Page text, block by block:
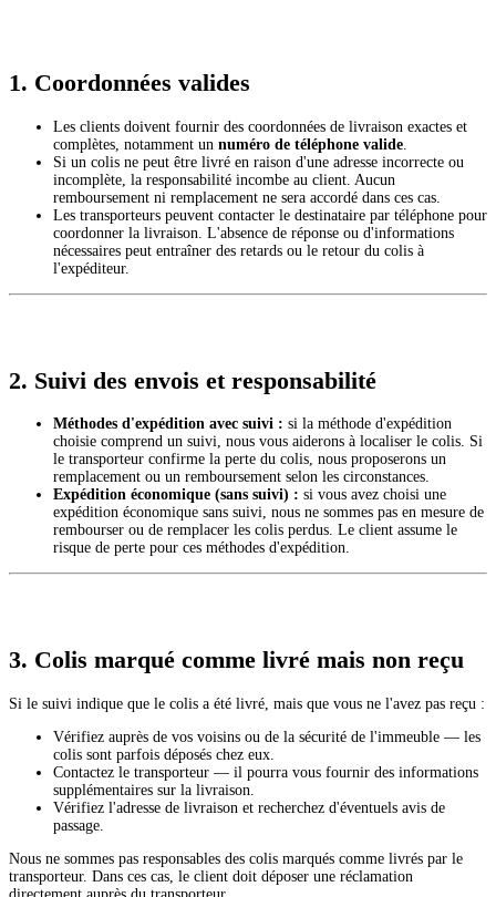
1. Coordonnées valides
Les clients doivent fournir des coordonnées de livraison exactes et
complètes, notamment un numéro de téléphone valide
Si un colis ne peut être livré en raison d'une adresse incorrecte ou
incomplète, la responsabilité incombe au client. Aucun
remboursement ni remplacement ne sera accordé dans ces cas.
Les transporteurs peuvent contacter le destinataire par téléphone pour
coordonner la livraison. L'absence de réponse ou d'informations
nécessaires peut entraîner des retards ou le retour du colis à
l'expéditeur.
2. Suivi des envois et responsabilité
Méthodes d'expédition avec suivi : si la méthode d'expédition
choisie comprend un suivi, nous vous aiderons à localiser le colis. Si
le transporteur confirme la perte du colis, nous proposerons un
remplacement ou un remboursement selon les circonstances.
Expédition économique (sans suivi) : si vous avez choisi une
expédition économique sans suivi, nous ne sommes pas en mesure de
rembourser ou de remplacer les colis perdus. Le client assume le
risque de perte pour ces méthodes d'expédition.
3. Colis marqué comme livré mais non reçu
Si le suivi indique que le colis a été livré, mais que vous ne l'avez pas reçu :
Vérifiez auprès de vos voisins ou de la sécurité de l'immeuble — les
colis sont parfois déposés chez eux.
Contactez le transporteur — il pourra vous fournir des informations
supplémentaires sur la livraison.
Vérifiez l'adresse de livraison et recherchez d'éventuels avis de
passage.
Nous ne sommes pas responsables des colis marqués comme livrés par le
transporteur. Dans ces cas, le client doit déposer une réclamation
directement auprès du transporteur.